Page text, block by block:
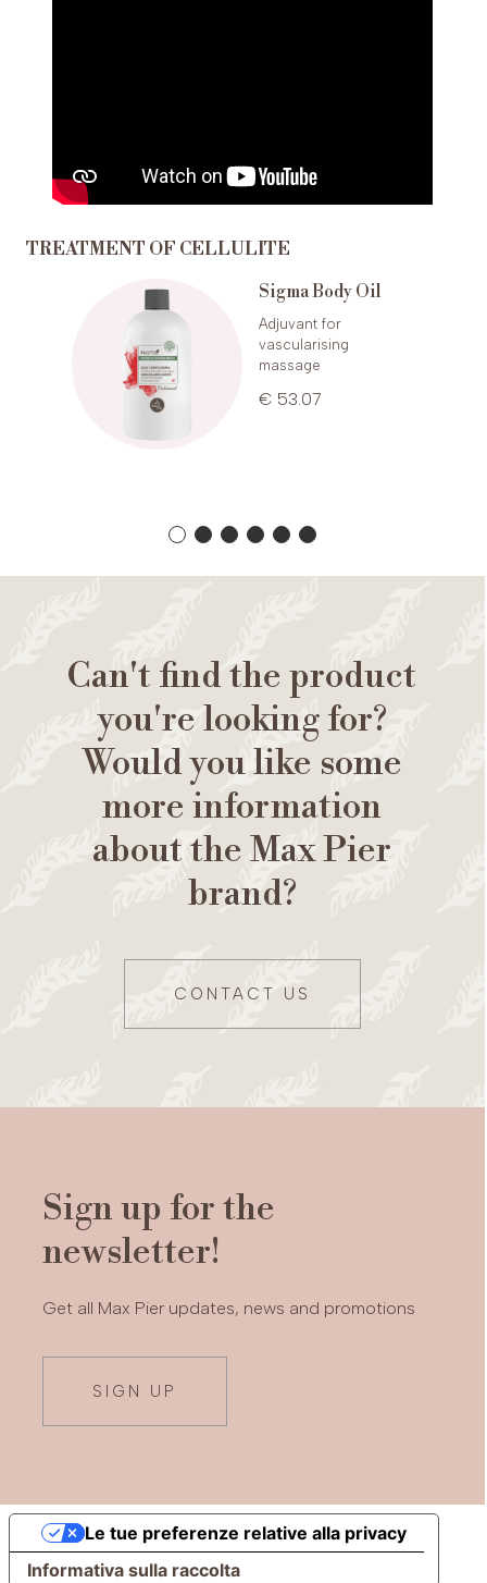
TREATMENT OF CELLULITE
Sigma Body Oil
Adjuvant for
vascularising
massage
€ 53.07
Can't find the product
you're looking for?
Would you like some
more information
about the Max Pier
brand?
CONTACT US
Sign up for the
newsletter!
Get all Max Pier updates, news and promotions
SIGN UP
Informativa sulla raccolta
Le tue preferenze relative alla privacy